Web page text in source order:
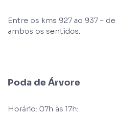
Entre os kms 927 ao 937 –
ambos os sentidos.
Poda de Árvore
Horário: 07h às 17h: